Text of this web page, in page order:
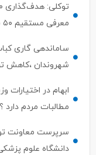
معرفی مستقیم ۵۰ نفر برتر به بازار کار
ساماندهی گاری
شهروندان ،کاهش
ابهام در اختیارات
مطالبات مردم دارد ؟
سرپرست معاونت
دانشگاه علوم